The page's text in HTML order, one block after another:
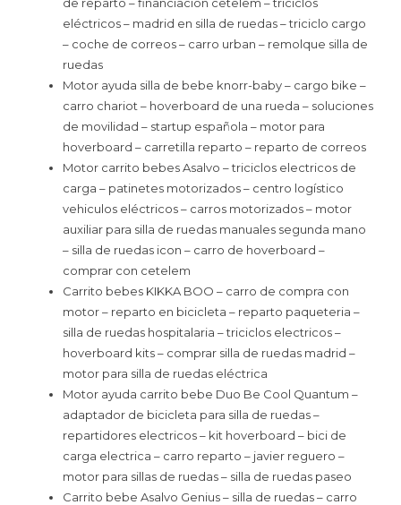
eléctricos – madrid en silla de ruedas – triciclo cargo
– coche de correos – carro urban – remolque silla de
ruedas
Motor ayuda silla de bebe knorr-baby – cargo bike –
carro chariot – hoverboard de una rueda – soluciones
de movilidad – startup española – motor para
hoverboard – carretilla reparto – reparto de correos
Motor carrito bebes Asalvo – triciclos electricos de
carga – patinetes motorizados – centro logístico
vehiculos eléctricos – carros motorizados – motor
auxiliar para silla de ruedas manuales segunda mano
– silla de ruedas icon – carro de hoverboard –
comprar con cetelem
Carrito bebes KIKKA BOO – carro de compra con
motor – reparto en bicicleta – reparto paqueteria –
silla de ruedas hospitalaria – triciclos electricos –
hoverboard kits – comprar silla de ruedas madrid –
motor para silla de ruedas eléctrica
Motor ayuda carrito bebe Duo Be Cool Quantum –
adaptador de bicicleta para silla de ruedas –
repartidores electricos – kit hoverboard – bici de
carga electrica – carro reparto – javier reguero –
motor para sillas de ruedas – silla de ruedas paseo
Carrito bebe Asalvo Genius – silla de ruedas – carro